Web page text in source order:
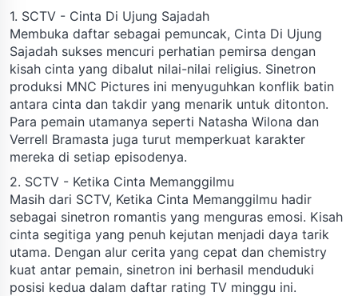
1. SCTV - Cinta Di Ujung Sajadah
Membuka daftar sebagai pemuncak, Cinta Di Ujung
Sajadah sukses mencuri perhatian pemirsa dengan
kisah cinta yang dibalut nilai-nilai religius. Sinetron
produksi MNC Pictures ini menyuguhkan konflik batin
antara cinta dan takdir yang menarik untuk ditonton.
Para pemain utamanya seperti Natasha Wilona dan
Verrell Bramasta juga turut memperkuat karakter
mereka di setiap episodenya.
2. SCTV - Ketika Cinta Memanggilmu
Masih dari SCTV, Ketika Cinta Memanggilmu hadir
sebagai sinetron romantis yang menguras emosi. Kisah
cinta segitiga yang penuh kejutan menjadi daya tarik
utama. Dengan alur cerita yang cepat dan chemistry
kuat antar pemain, sinetron ini berhasil menduduki
posisi kedua dalam daftar rating TV minggu ini.